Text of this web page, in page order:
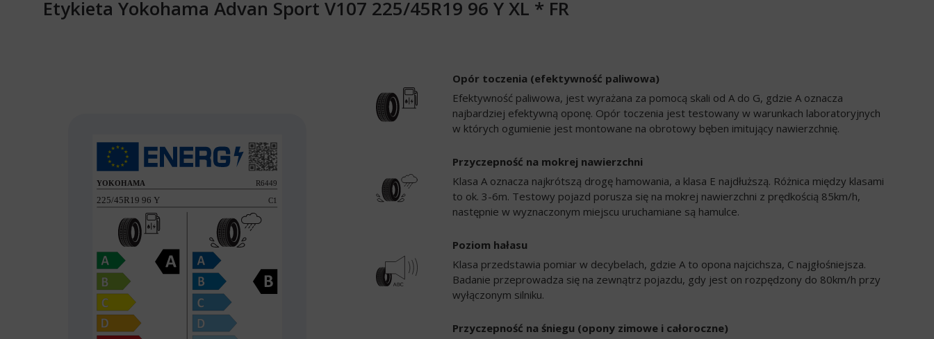
Etykieta Yokohama Advan Sport V107 225/45R19 96 Y XL * FR
Opór toczenia (efektywność paliwowa)
Efektywność paliwowa, jest wyrażana za pomocą skali od A do G, gdzie A oznacza
najbardziej efektywną oponę. Opór toczenia jest testowany w warunkach laboratoryjnych
w których ogumienie jest montowane na obrotowy bęben imitujący nawierzchnię.
Przyczepność na mokrej nawierzchni
Klasa A oznacza najkrótszą drogę hamowania, a klasa E najdłuższą. Różnica między klasami
to ok. 3-6m. Testowy pojazd porusza się na mokrej nawierzchni z prędkością 85km/h,
następnie w wyznaczonym miejscu uruchamiane są hamulce.
Poziom hałasu
Klasa przedstawia pomiar w decybelach, gdzie A to opona najcichsza, C najgłośniejsza.
Badanie przeprowadza się na zewnątrz pojazdu, gdy jest on rozpędzony do 80km/h przy
wyłączonym silniku.
Przyczepność na śniegu (opony zimowe i całoroczne)